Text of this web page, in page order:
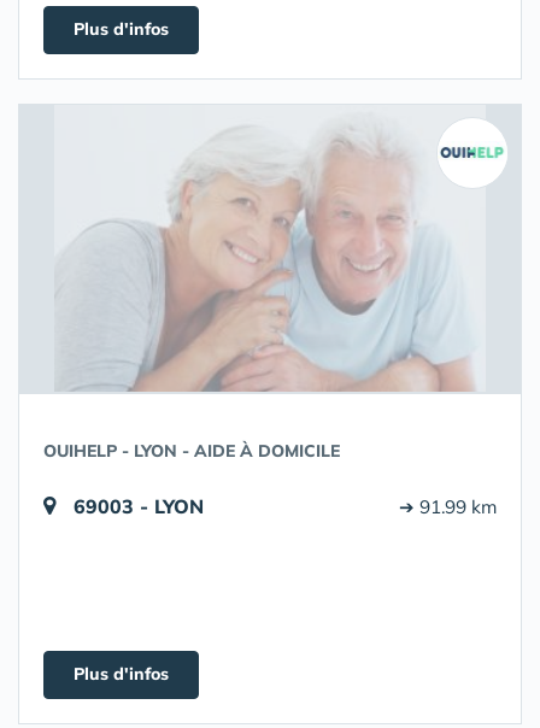
Plus d'infos
OUIHELP - LYON - AIDE À DOMICILE
69003 - LYON ➔ 91.99 km
Plus d'infos